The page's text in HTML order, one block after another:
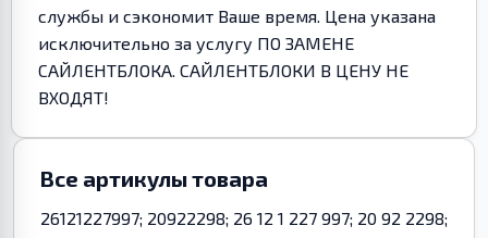
службы и сэкономит Ваше время. Цена указана
исключительно за услугу ПО ЗАМЕНЕ
САЙЛЕНТБЛОКА. САЙЛЕНТБЛОКИ В ЦЕНУ НЕ
ВХОДЯТ!
Все артикулы товара
26121227997; 20922298; 26 12 1 227 997; 20 92 2298;